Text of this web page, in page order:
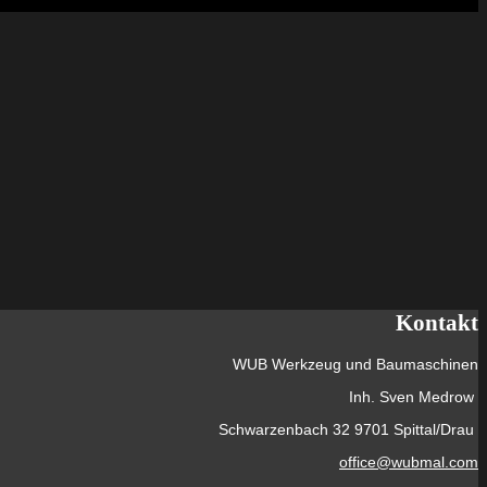
Kontakt
WUB Werkzeug und Baumaschinen
Inh. Sven Medrow
Schwarzenbach 32 9701 Spittal/Drau
office@wubmal.com